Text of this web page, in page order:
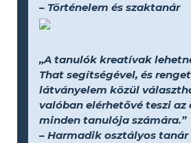
– Történelem és szaktanár
„A tanulók kreatívak
That segítségével, és
látványelem közül
valóban elérhetővé teszi az
minden tanulója számára.”
– Harmadik osztályos tanár